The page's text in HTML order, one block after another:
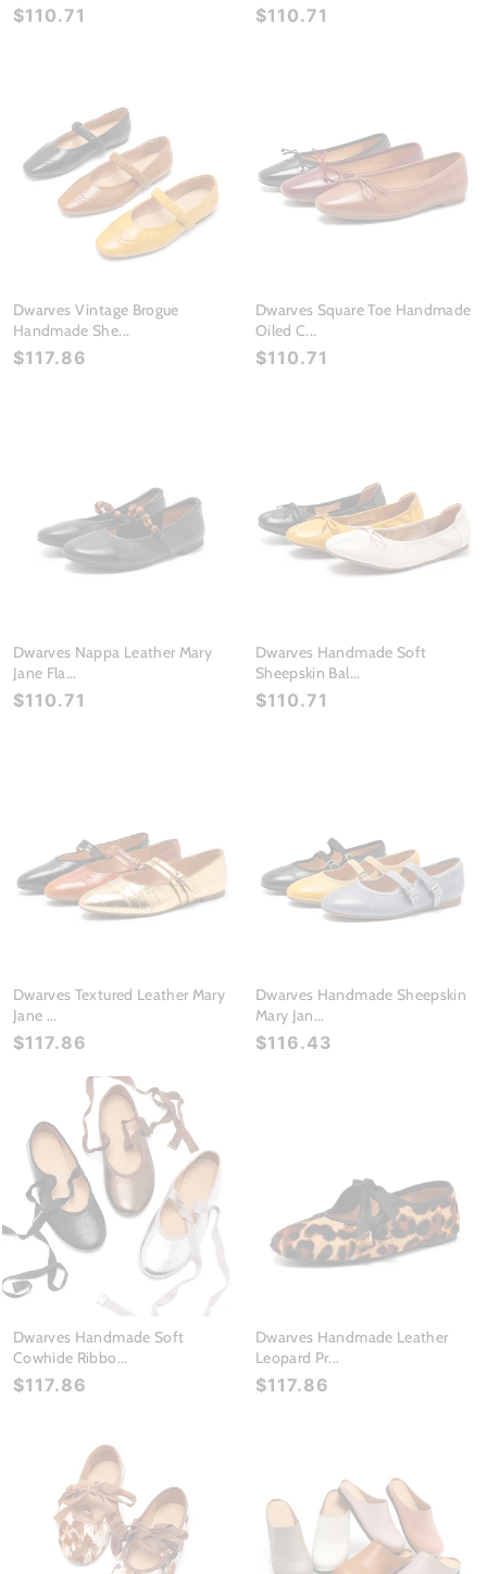
$110.71 $110.71
Dwarves Vintage Brogue
Handmade She...
$117.86
Dwarves Square Toe Handmade
Oiled C...
$110.71
Dwarves Nappa Leather Mary
Jane Fla...
$110.71
Dwarves Handmade Soft
Sheepskin Bal...
$110.71
Dwarves Textured Leather Mary
Jane ...
$117.86
Dwarves Handmade Sheepskin
Mary Jan...
$116.43
Dwarves Handmade Soft
Cowhide Ribbo...
$117.86
Dwarves Handmade Leather
Leopard Pr...
$117.86